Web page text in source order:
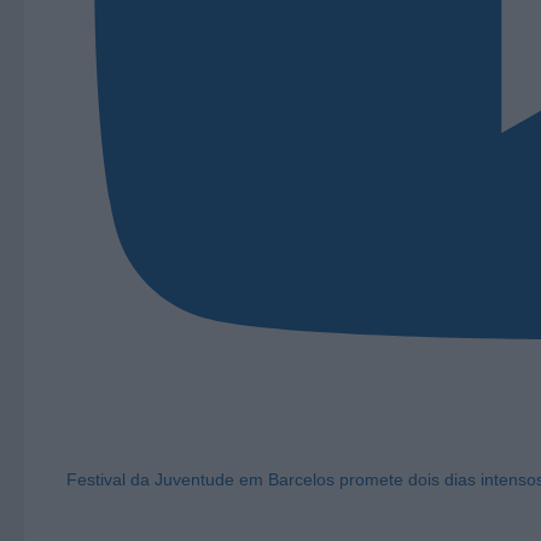
Festival da Juventude em Barcelos promete dois dias